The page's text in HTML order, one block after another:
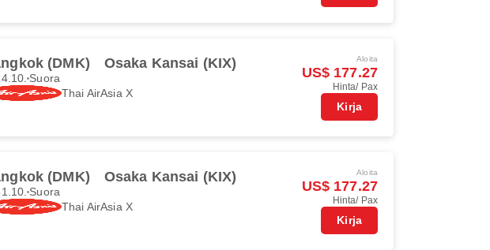
(DMK) Osaka Kansai (KIX)
Suora
Thai AirAsia X
Aloita
US$ 177.27
Hinta/ Pax
Kirja
(DMK) Osaka Kansai (KIX)
Suora
Thai AirAsia X
Aloita
US$ 177.27
Hinta/ Pax
Kirja